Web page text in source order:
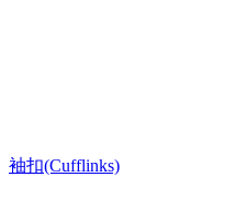
袖扣(Cufflinks)